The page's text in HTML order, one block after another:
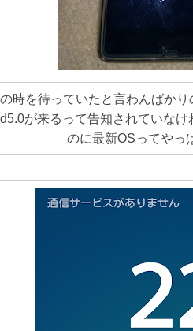
時を待っていたと言わんばか
が来るって告知されていな
のに最新OSってやっ